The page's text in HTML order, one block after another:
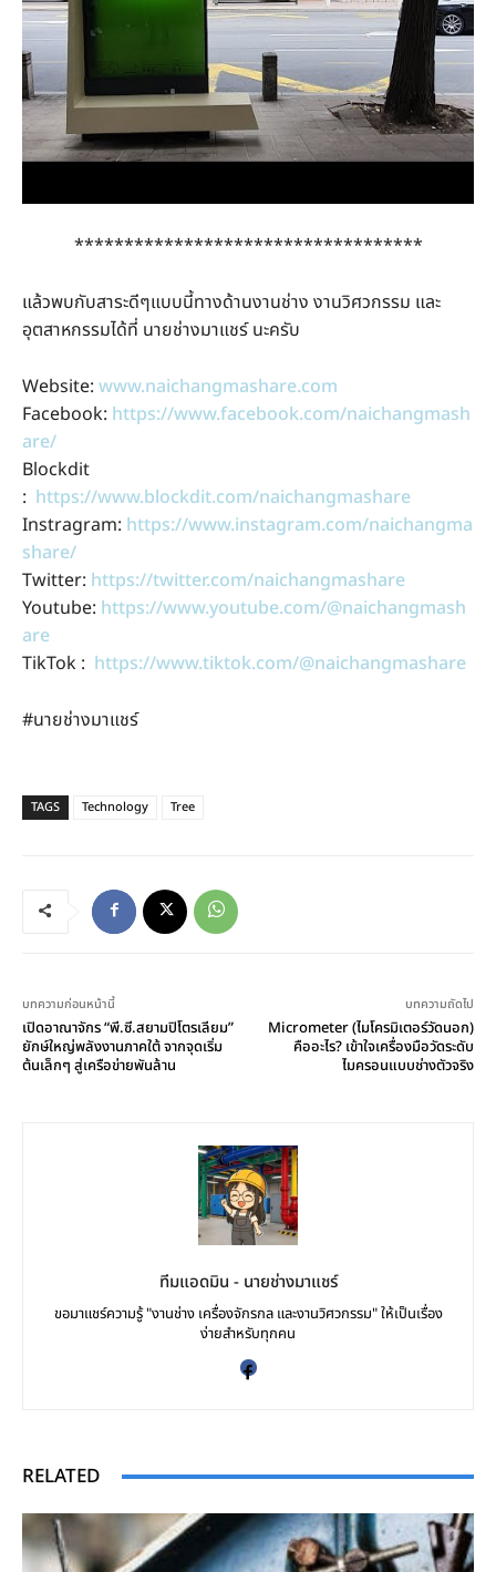
***********************************
แล้วพบกับสาระดีๆแบบนี้ทางด้านงานช่าง งานวิศวกรรม และ
อุตสาหกรรมได้ที่ นายช่างมาแชร์ นะครับ
Website: www.naichangmashare.com
Facebook: https://www.facebook.com/naichangmash
are/
Blockdit
: https://www.blockdit.com/naichangmashare
Instragram: https://www.instagram.com/naichangma
share/
Twitter: https://twitter.com/naichangmashare
Youtube: https://www.youtube.com/@naichangmash
are
TikTok : https://www.tiktok.com/@naichangmashare
#นายช่างมาแชร์
TAGS Technology Tree
บทความก่อนหน้านี้
เปิดอาณาจักร “พี.ซี.สยามปิโตรเลียม”
ยักษ์ใหญ่พลังงานภาคใต้ จากจุดเริ่ม
ต้นเล็กๆ สู่เครือข่ายพันล้าน
บทความถัดไป
Micrometer (ไมโครมิเตอร์วัดนอก)
คืออะไร? เข้าใจเครื่องมือวัดระดับ
ไมครอนแบบช่างตัวจริง
ทีมแอดมิน - นายช่างมาแชร์
ขอมาแชร์ความรู้ "งานช่าง เครื่องจักรกล และงานวิศวกรรม" ให้เป็นเรื่อง
ง่ายสำหรับทุกคน
RELATED